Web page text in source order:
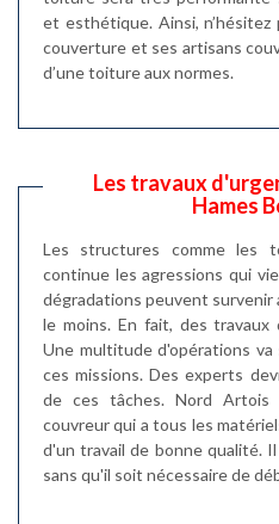
et esthétique. Ainsi,
couverture et ses artisans
d’une toiture aux normes.
Les travaux
Hames
Les structures comme les
continue les agressions qui
dégradations peuvent survenir
le moins. En fait, des
Une multitude d'opérations
ces missions. Des experts
de ces tâches. Nord
couvreur qui a tous les
d'un travail de bonne qualité.
sans qu'il soit nécessaire de